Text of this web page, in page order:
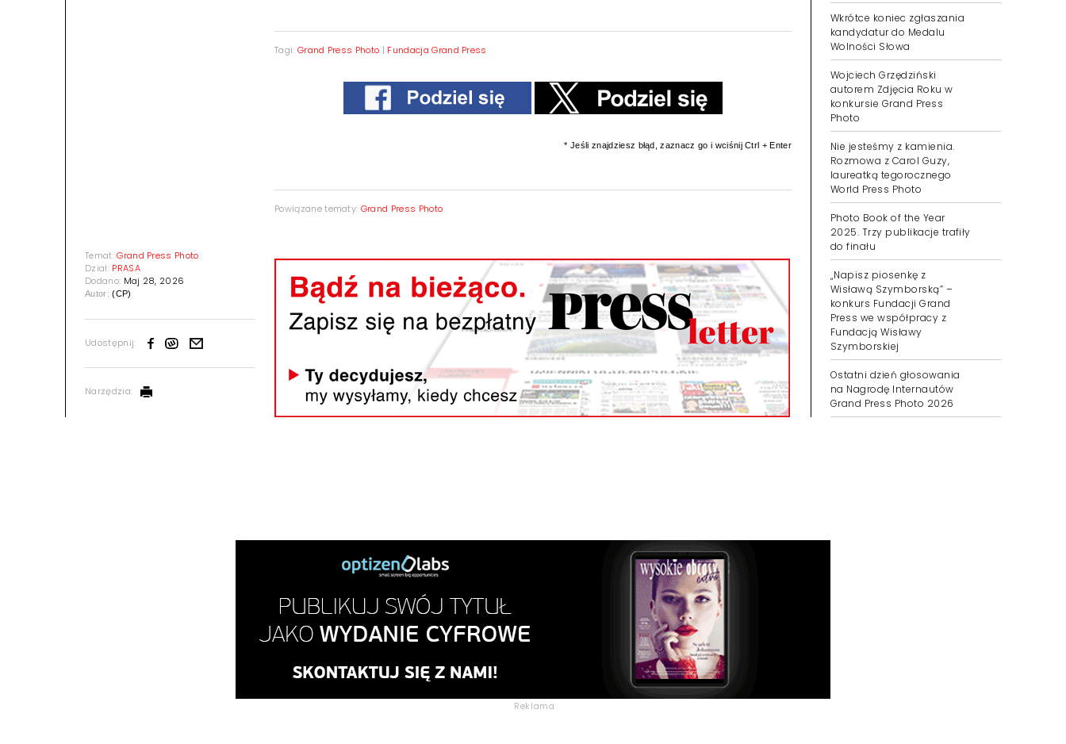
Temat:Grand Press Photo
Dział: PRASA
Dodano: Maj 28, 2026
Autor:(CP)
Udostępnij:
Narzędzia:
Tagi: Grand Press Photo | Fundacja Grand Press
* Jeśli znajdziesz błąd, zaznacz go i wciśnij Ctrl + Enter
Powiązane tematy: Grand Press Photo
Wkrótce koniec zgłaszania
kandydatur do Medalu
Wolności Słowa
Wojciech Grzędziński
autorem Zdjęcia Roku w
konkursie Grand Press
Photo
Nie jesteśmy z kamienia.
Rozmowa z Carol Guzy,
laureatką tegorocznego
World Press Photo
Photo Book of the Year
2025. Trzy publikacje trafiły
do finału
„Napisz piosenkę z
Wisławą Szymborską” –
konkurs Fundacji Grand
Press we współpracy z
Fundacją Wisławy
Szymborskiej
Ostatni dzień głosowania
na Nagrodę Internautów
Grand Press Photo 2026
Reklama